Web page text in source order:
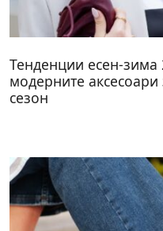
Тенденции есен-зима
модерните
сезон